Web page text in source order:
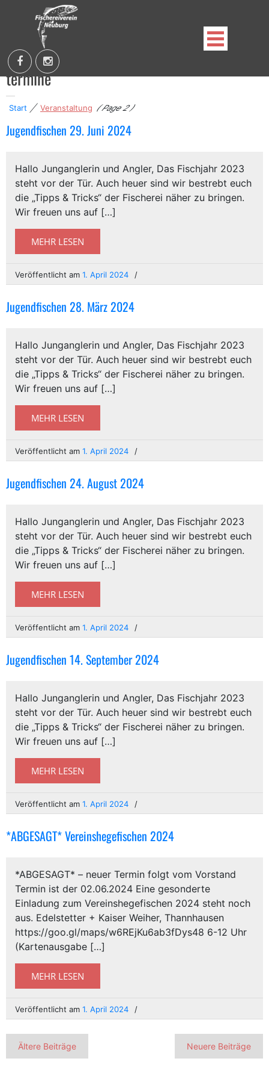
Fischereiverein Neuburg an der Kammel e.V.
termine
Start|Veranstaltung( Page 2 )
Jugendfischen 29. Juni 2024
Hallo Junganglerin und Angler, Das Fischjahr 2023
steht vor der Tür. Auch heuer sind wir bestrebt euch
die „Tipps & Tricks“ der Fischerei näher zu bringen.
Wir freuen uns auf […]
MEHR LESEN
Veröffentlicht am 1. April 2024
Jugendfischen 28. März 2024
Hallo Junganglerin und Angler, Das Fischjahr 2023
steht vor der Tür. Auch heuer sind wir bestrebt euch
die „Tipps & Tricks“ der Fischerei näher zu bringen.
Wir freuen uns auf […]
MEHR LESEN
Veröffentlicht am 1. April 2024
Jugendfischen 24. August 2024
Hallo Junganglerin und Angler, Das Fischjahr 2023
steht vor der Tür. Auch heuer sind wir bestrebt euch
die „Tipps & Tricks“ der Fischerei näher zu bringen.
Wir freuen uns auf […]
MEHR LESEN
Veröffentlicht am 1. April 2024
Jugendfischen 14. September 2024
Hallo Junganglerin und Angler, Das Fischjahr 2023
steht vor der Tür. Auch heuer sind wir bestrebt euch
die „Tipps & Tricks“ der Fischerei näher zu bringen.
Wir freuen uns auf […]
MEHR LESEN
Veröffentlicht am 1. April 2024
*ABGESAGT* Vereinshegefischen 2024
*ABGESAGT* – neuer Termin folgt vom Vorstand
Termin ist der 02.06.2024 Eine gesonderte
Einladung zum Vereinshegefischen 2024 steht noch
aus. Edelstetter + Kaiser Weiher, Thannhausen
https://goo.gl/maps/w6REjKu6ab3fDys48 6-12 Uhr
(Kartenausgabe […]
MEHR LESEN
Veröffentlicht am 1. April 2024
Beitragsnavigation
Ältere Beiträge Neuere Beiträge